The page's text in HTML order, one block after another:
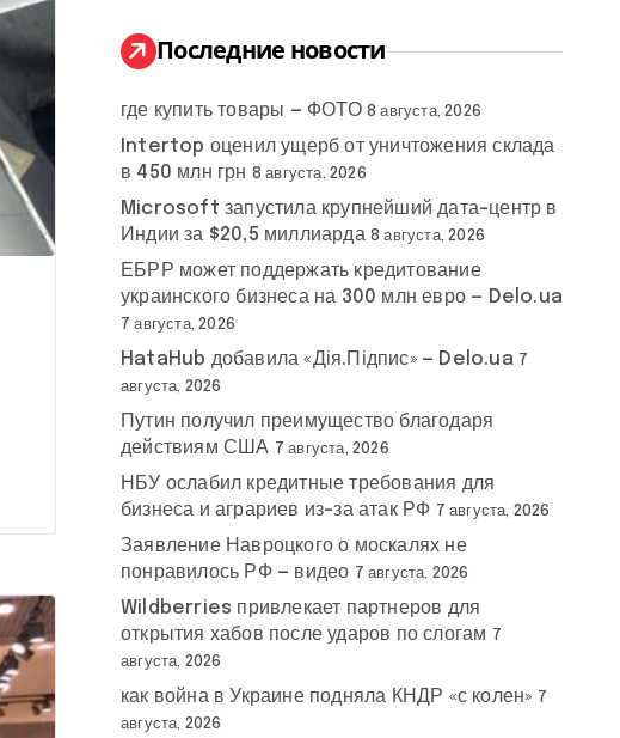
:
Последние новости
где купить товары — ФОТО 8 августа, 2026
Intertop оценил ущерб от уничтожения склада
в 450 млн грн 8 августа, 2026
Microsoft запустила крупнейший дата-центр в
Индии за $20,5 миллиарда 8 августа, 2026
ЕБРР может поддержать кредитование
украинского бизнеса на 300 млн евро — Delo.ua
7 августа, 2026
HataHub добавила «Дія.Підпис» — Delo.ua 7
августа, 2026
Путин получил преимущество благодаря
действиям США 7 августа, 2026
НБУ ослабил кредитные требования для
бизнеса и аграриев из-за атак РФ 7 августа, 2026
Заявление Навроцкого о москалях не
понравилось РФ — видео 7 августа, 2026
Wildberries привлекает партнеров для
открытия хабов после ударов по слогам 7
августа, 2026
как война в Украине подняла КНДР «с колен» 7
августа, 2026